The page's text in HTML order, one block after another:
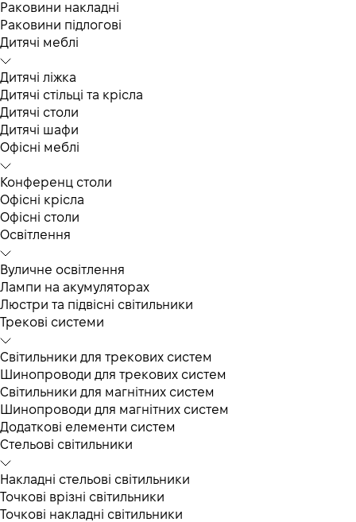
Раковини накладні
Раковини підлогові
Дитячі меблі
Дитячі ліжка
Дитячі стільці та крісла
Дитячі столи
Дитячі шафи
Офісні меблі
Конференц столи
Офісні крісла
Офісні столи
Освітлення
Вуличне освітлення
Лампи на акумуляторах
Люстри та підвісні світильники
Трекові системи
Світильники для трекових систем
Шинопроводи для трекових систем
Світильники для магнітних систем
Шинопроводи для магнітних систем
Додаткові елементи систем
Cтельові світильники
Накладні стельові світильники
Точкові врізні світильники
Точкові накладні світильники